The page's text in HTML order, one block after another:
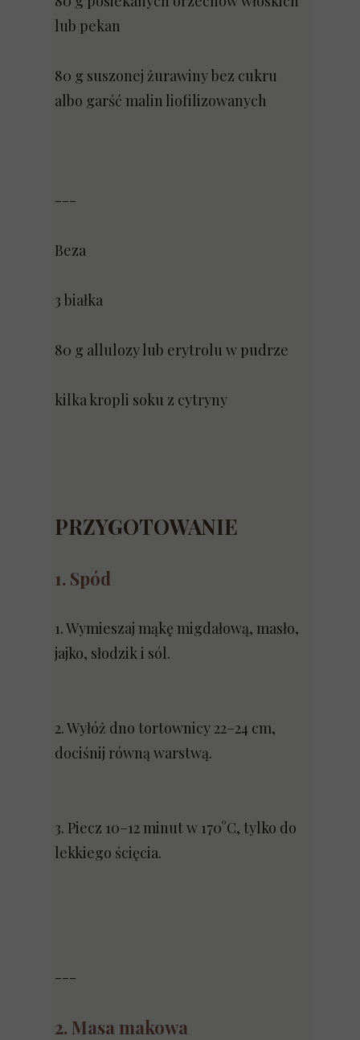
lub pekan
80 g suszonej żurawiny bez cukru
albo garść malin liofilizowanych
---
Beza
3 białka
80 g allulozy lub erytrolu w pudrze
kilka kropli soku z cytryny
PRZYGOTOWANIE
1. Spód
1. Wymieszaj mąkę migdałową, masło,
jajko, słodzik i sól.
2. Wyłóż dno tortownicy 22–24 cm,
dociśnij równą warstwą.
3. Piecz 10–12 minut w 170°C, tylko do
lekkiego ścięcia.
---
2. Masa makowa